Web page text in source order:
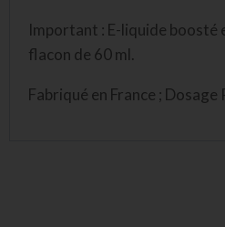
Important : E-liquide boosté
flacon de 60 ml.
Fabriqué en France ; Dosage